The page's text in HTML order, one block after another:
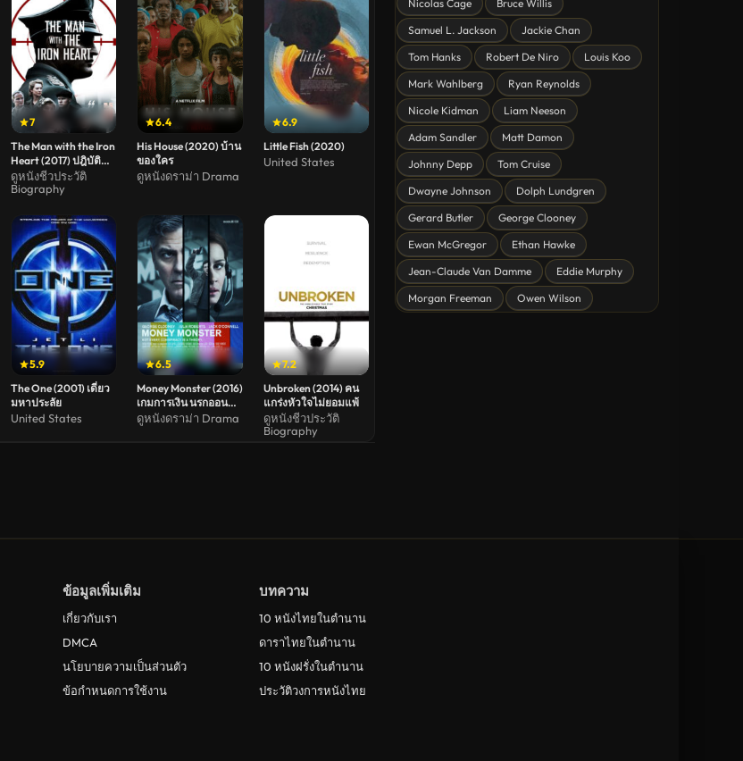
7
The Man with the Iron
Heart (2017) ปฎิบัติ
การเดือดเชือดไฮ
ดริช(Soundtrack ซับ
ดูหนังชีวประวัติ
Biography
6.4
His House (2020) บ้าน
ของใคร
ดูหนังดราม่า Drama
6.9
Little Fish (2020)
United States
5.9
The One (2001) เดี่ยว
มหาประลัย
United States
6.5
Money Monster (2016)
เกมการเงิน นรกออน
แอร์
ดูหนังดราม่า Drama
7.2
Unbroken (2014) คน
แกร่งหัวใจไม่ยอมแพ้
ดูหนังชีวประวัติ
Biography
ดูหนังโรแมนติก Romance
หนังชีวิต
ดูหนังแฟนตาซี Fantasy
ดูหนังลึกลับ Mystery
ดูหนังอนิเมชั่น Animation
ดูหนังไซไฟ Sci-Fi
ดูหนังครอบครัว Family
ดูหนังฝรั่งอังกฤษ UK
ดูหนังญี่ปุ่น Japan
ดูหนังไทย Thailand
Nicolas Cage
Bruce Willis
Samuel L. Jackson
Jackie Chan
Tom Hanks
Robert De Niro
Louis Koo
Mark Wahlberg
Ryan Reynolds
Nicole Kidman
Liam Neeson
Adam Sandler
Matt Damon
Johnny Depp
Tom Cruise
Dwayne Johnson
Dolph Lundgren
Gerard Butler
George Clooney
Ewan McGregor
Ethan Hawke
Jean-Claude Van Damme
Eddie Murphy
Morgan Freeman
Owen Wilson
ข้อมูลเพิ่มเติม
เกี่ยวกับเรา
DMCA
นโยบายความเป็นส่วนตัว
ข้อกำหนดการใช้งาน
บทความ
10 หนังไทยในตำนาน
ดาราไทยในตำนาน
10 หนังฝรั่งในตำนาน
ประวัติวงการหนังไทย